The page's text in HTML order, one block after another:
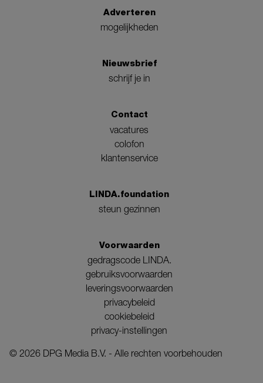
Adverteren
mogelijkheden
Nieuwsbrief
schrijf je in
Contact
vacatures
colofon
klantenservice
LINDA.foundation
steun gezinnen
Voorwaarden
gedragscode LINDA.
gebruiksvoorwaarden
leveringsvoorwaarden
privacybeleid
cookiebeleid
privacy-instellingen
© 2026 DPG Media B.V. - Alle rechten voorbehouden